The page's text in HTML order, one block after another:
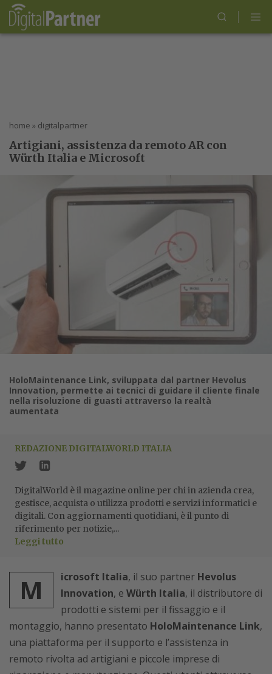
home » digitalpartner
Artigiani, assistenza da remoto AR con
Würth Italia e Microsoft
HoloMaintenance Link, sviluppata dal partner Hevolus
Innovation, permette ai tecnici di guidare il cliente finale
nella risoluzione di guasti attraverso la realtà
aumentata
REDAZIONE DIGITALWORLD ITALIA
DigitalWorld è il magazine online per chi in azienda crea,
gestisce, acquista o utilizza prodotti e servizi informatici e
digitali. Con aggiornamenti quotidiani, è il punto di
riferimento per notizie,...
Leggi tutto
M icrosoft Italia, il suo partner Hevolus
Innovation, e Würth Italia, il distributore di
prodotti e sistemi per il fissaggio e il
montaggio, hanno presentato HoloMaintenance Link,
una piattaforma per il supporto e l’assistenza in
remoto rivolta ad artigiani e piccole imprese di